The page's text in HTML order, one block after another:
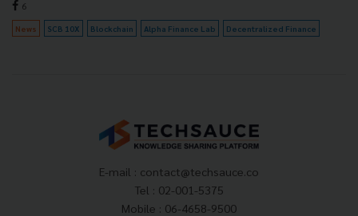
6
News SCB 10X Blockchain Alpha Finance Lab Decentralized Finance
E-mail : contact@techsauce.co
Tel : 02-001-5375
Mobile : 06-4658-9500